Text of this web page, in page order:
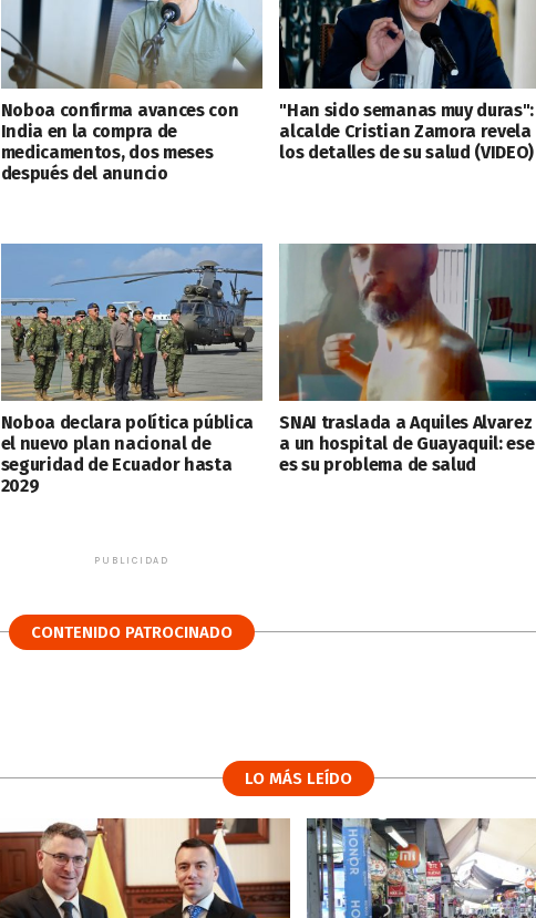
Noboa confirma avances con
India en la compra de
medicamentos, dos meses
después del anuncio
"Han sido semanas muy duras":
alcalde Cristian Zamora revela
los detalles de su salud (VIDEO)
Noboa declara política pública
el nuevo plan nacional de
seguridad de Ecuador hasta
2029
SNAI traslada a Aquiles Alvarez
a un hospital de Guayaquil: ese
es su problema de salud
PUBLICIDAD
CONTENIDO PATROCINADO
LO MÁS LEÍDO